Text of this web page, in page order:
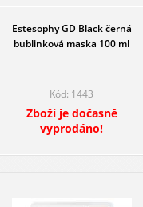
Estesophy GD Black černá
bublinková maska 100 ml
Kód: 1443
Zboží je dočasně
vyprodáno!